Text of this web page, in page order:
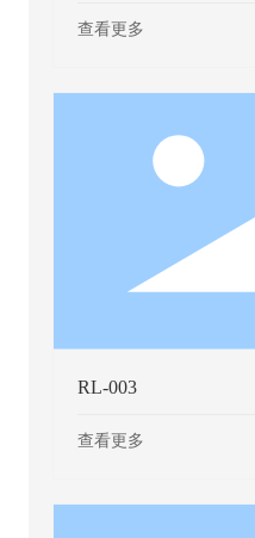
查看更多
RL-003
查看更多